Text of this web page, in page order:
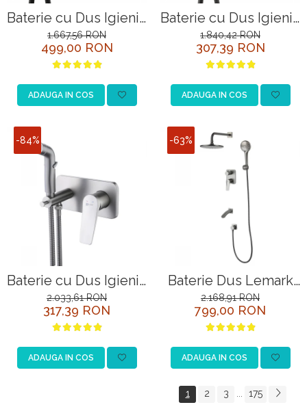
Baterie cu Dus Igienic
Lemark Bronx
LM3719BL Negru
Incastrata
1.667,56 RON
499,00 RON
ADAUGA IN COS
Baterie cu Dus Igienic
Lemark Bronx
LM3720BL Negru
Incastrata
1.840,42 RON
307,39 RON
ADAUGA IN COS
-84%
Baterie cu Dus Igienic
Lemark Bronx
LM3720GM Grafit
Incastrata
2.033,61 RON
317,39 RON
ADAUGA IN COS
-63%
Baterie Dus Lemark
Bronx LM3722GM
Grafit Incastrata
2.168,91 RON
799,00 RON
ADAUGA IN COS
1 2 3 ... 175